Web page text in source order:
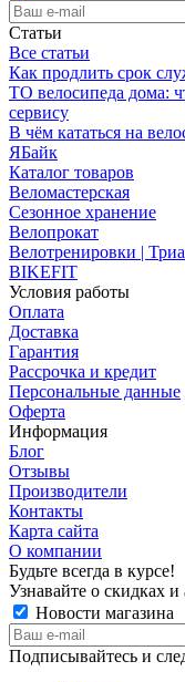
Статьи
Все статьи
Как продлить срок
ТО велосипеда дома:
сервису
В чём кататься на
ЯБайк
Каталог товаров
Веломастерская
Сезонное хранение
Велопрокат
Велотренировки |
BIKEFIT
Условия работы
Оплата
Доставка
Гарантия
Рассрочка и кредит
Персональные данные
Оферта
Информация
Блог
Отзывы
Производители
Контакты
Карта сайта
О компании
Будьте всегда в курсе!
Узнавайте о скидках
Новости магазина
Подписывайтесь и